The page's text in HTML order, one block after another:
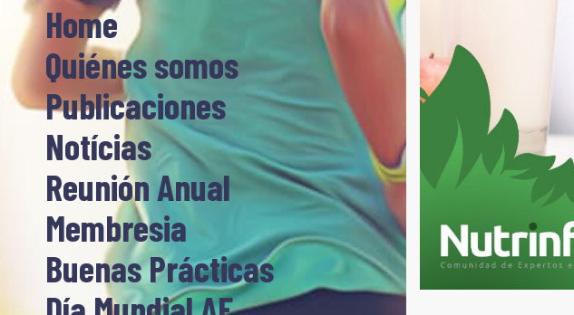
Home
Quiénes somos
Publicaciones
Notícias
Reunión Anual
Membresia
Buenas Prácticas